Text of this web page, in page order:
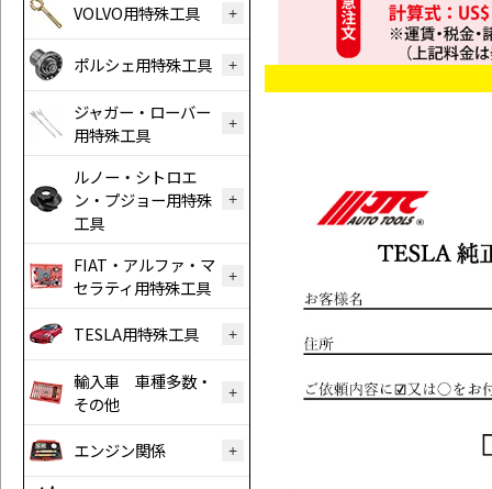
VOLVO用特殊工具
ポルシェ用特殊工具
ジャガー・ローバー
用特殊工具
ルノー・シトロエ
ン・プジョー用特殊
工具
FIAT・アルファ・マ
セラティ用特殊工具
TESLA用特殊工具
輸入車 車種多数・
その他
エンジン関係